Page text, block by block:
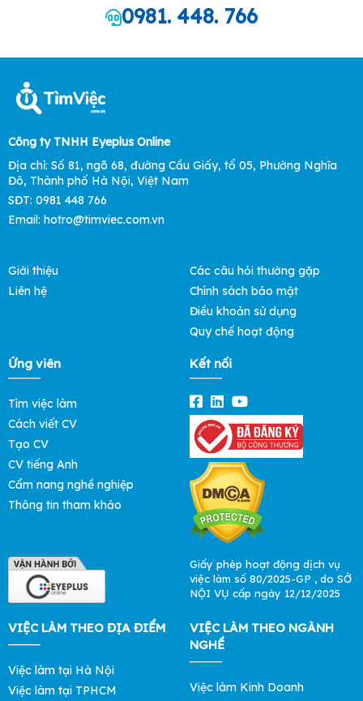
0981. 448. 766
Công ty TNHH Eyeplus Online
Địa chỉ: Số 81, ngõ 68, đường Cầu Giấy, tổ 05, Phường Nghĩa
Đô, Thành phố Hà Nội, Việt Nam
SĐT: 0981 448 766
Email: hotro@timviec.com.vn
Giới thiệu
Liên hệ
Các câu hỏi thường gặp
Chính sách bảo mật
Điều khoản sử dụng
Quy chế hoạt động
Ứng viên
Tìm việc làm
Cách viết CV
Tạo CV
CV tiếng Anh
Cẩm nang nghề nghiệp
Thông tin tham khảo
Kết nối
Giấy phép hoạt động dịch vụ
việc làm số 80/2025-GP , do SỞ
NỘI VỤ cấp ngày 12/12/2025
VIỆC LÀM THEO ĐỊA ĐIỂM
Việc làm tại Hà Nội
Việc làm tại TPHCM
VIỆC LÀM THEO NGÀNH
NGHỀ
Việc làm Kinh Doanh